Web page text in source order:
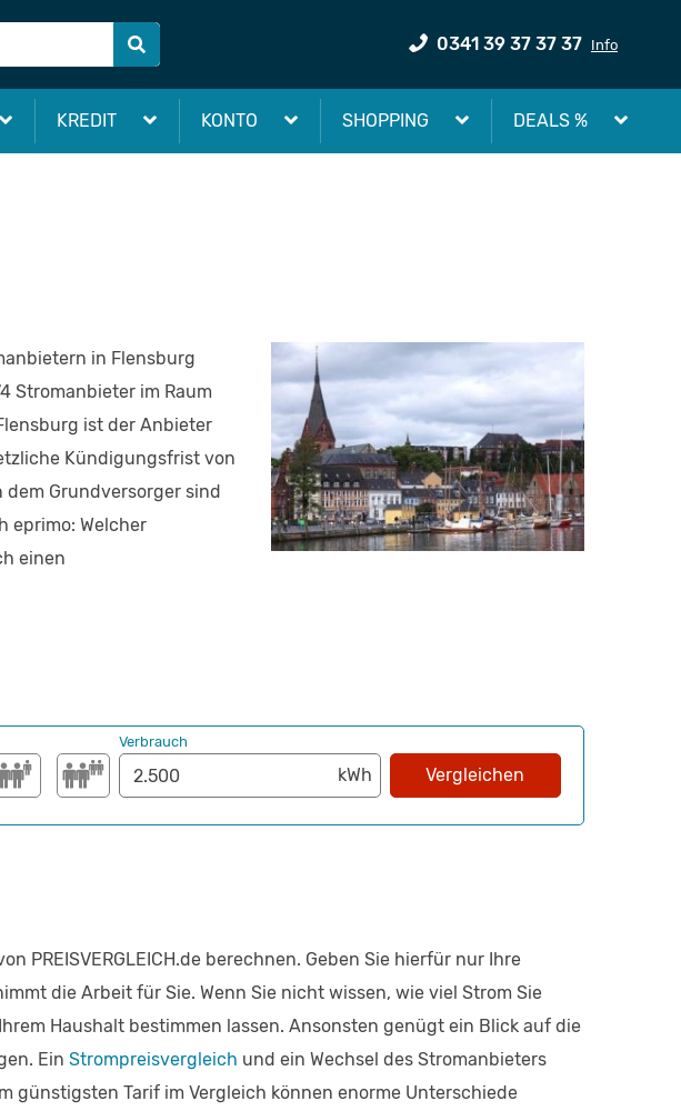
0341 39 37 37 37 Info
KREDIT KONTO SHOPPING DEALS %
in Flensburg
Stromanbieter im Raum
ist der Anbieter
Kündigungsfrist von
Grundversorger sind
eprimo: Welcher
einen
Verbrauch
Vergleichen
PREISVERGLEICH.de berechnen. Geben Sie hierfür nur Ihre
die Arbeit für Sie. Wenn Sie nicht wissen, wie viel Strom Sie
Haushalt bestimmen lassen. Ansonsten genügt ein Blick auf die
Ein Strompreisvergleich und ein Wechsel des Stromanbieters
günstigsten Tarif im Vergleich können enorme Unterschiede